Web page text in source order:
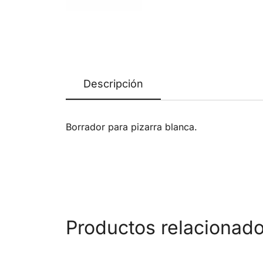
Descripción
Borrador para pizarra blanca.
Productos